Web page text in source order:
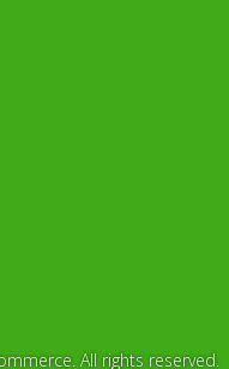
All rights reserved.